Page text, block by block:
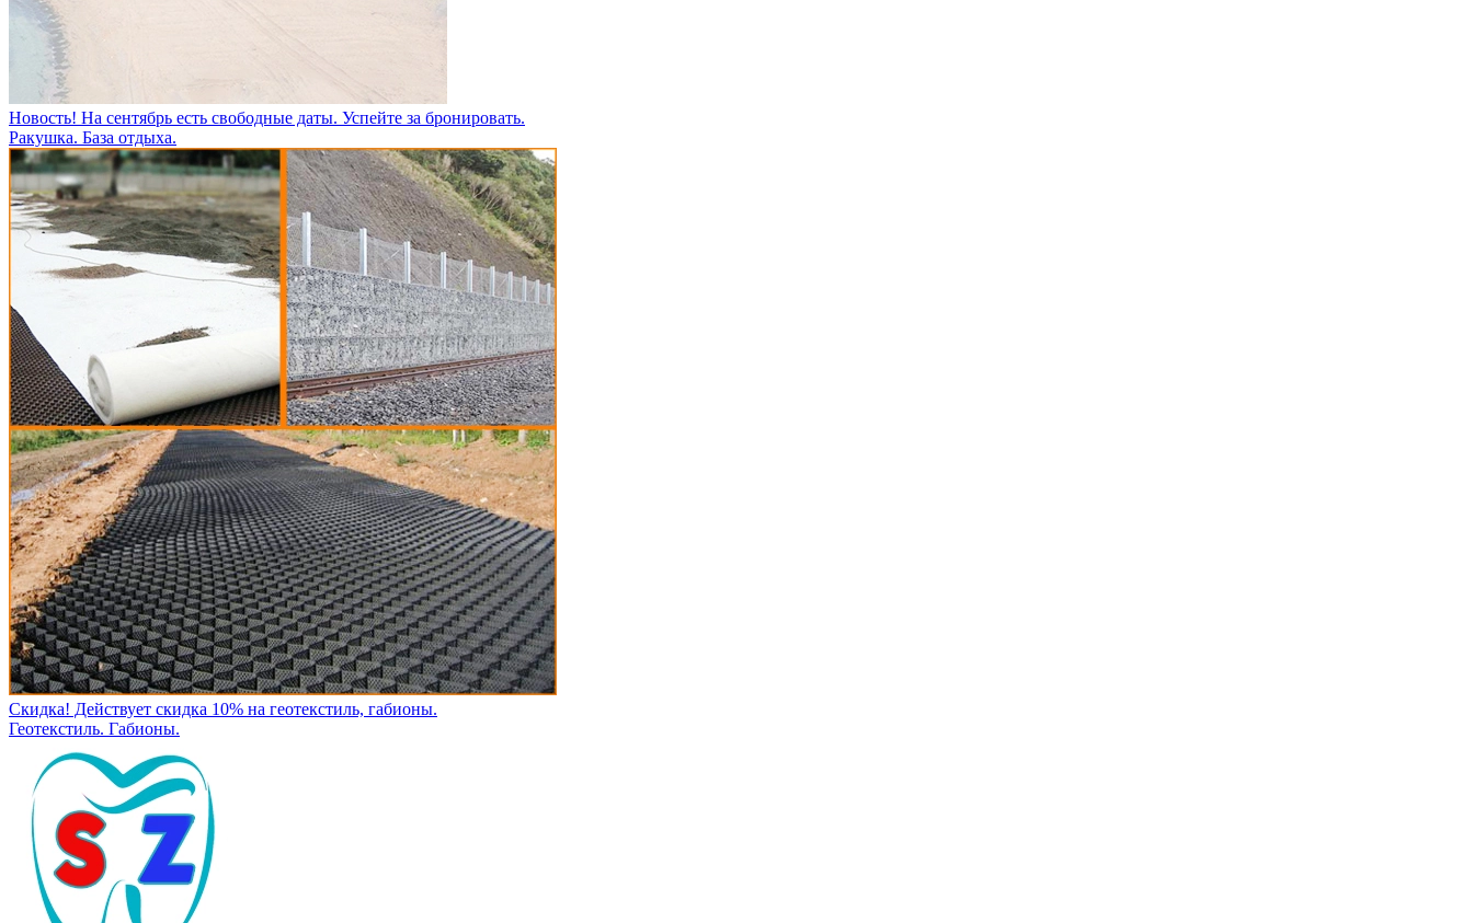
Новость! На сентябрь есть свободные даты. Успейте за бронировать.
Ракушка. База отдыха.
Скидка! Действует скидка 10% на геотекстиль, габионы.
Геотекстиль. Габионы.